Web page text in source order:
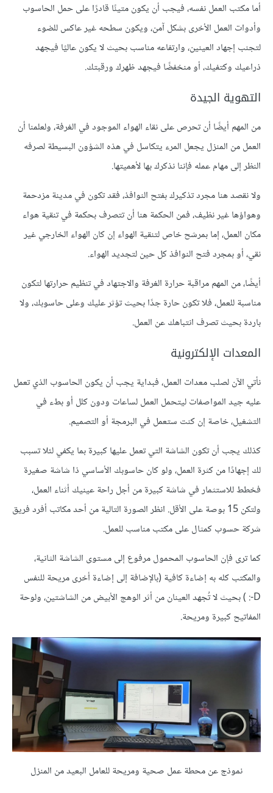
أما مكتب العمل نفسه، فيجب أن يكون متينًا قادرًا على حمل الحاسوب
وأدوات العمل الأخرى بشكل آمن، ويكون سطحه غير عاكس للضوء
لتجنب إجهاد العينين، وارتفاعه مناسب بحيث لا يكون عاليًا فيجهد
ذراعيك وكتفيك، أو منخفضًا فيجهد ظهرك ورقبتك.
التهوية الجيدة
من المهم أيضًا أن تحرص على نقاء الهواء الموجود في الغرفة، ولعلمنا أن
العمل من المنزل يجعل المرء يتكاسل في هذه الشؤون البسيطة لصرفه
النظر إلى مهام عمله فإننا نذكرك بها لأهميتها.
ولا نقصد هنا مجرد تذكيرك بفتح النوافذ، فقد تكون في مدينة مزدحمة
وهواؤها غير نظيف، فمن الحكمة هنا أن تتصرف بحكمة في تنقية هواء
مكان العمل، إما بمرشح خاص لتنقية الهواء إن كان الهواء الخارجي غير
نقي، أو بمجرد فتح النوافذ كل حين لتجديد الهواء.
أيضًا، من المهم مراقبة حرارة الغرفة والاجتهاد في تنظيم حرارتها لتكون
مناسبة للعمل، فلا تكون حارة جدًا بحيث تؤثر عليك وعلى حاسوبك، ولا
باردة بحيث تصرف انتباهك عن العمل.
المعدات الإلكترونية
نأتي الآن لصلب معدات العمل، فبداية يجب أن يكون الحاسوب الذي تعمل
عليه جيد المواصفات ليتحمل العمل لساعات ودون كلل أو بطء في
التشغيل، خاصة إن كنت ستعمل في البرمجة أو التصميم.
كذلك يجب أن تكون الشاشة التي تعمل عليها كبيرة بما يكفي لئلا تسبب
لك إجهادًا من كثرة العمل، ولو كان حاسوبك الأساسي ذا شاشة صغيرة
فخطط للاستثمار في شاشة كبيرة من أجل راحة عينيك أثناء العمل،
ولتكن 15 بوصة على الأقل. انظر الصورة التالية من أحد مكاتب أفرد فريق
شركة حسوب كمثال على مكتب مناسب للعمل.
كما ترى فإن الحاسوب المحمول مرفوع إلى مستوى الشاشة الثانية،
والمكتب كله به إضاءة كافية (بالإضافة إلى إضاءة أخرى مريحة للنفس
D-: ) بحيث لا تُجهد العينان من أثر الوهج الأبيض من الشاشتين، ولوحة
المفاتيح كبيرة ومريحة.
نموذج عن محطة عمل صحية ومريحة للعامل البعيد من المنزل